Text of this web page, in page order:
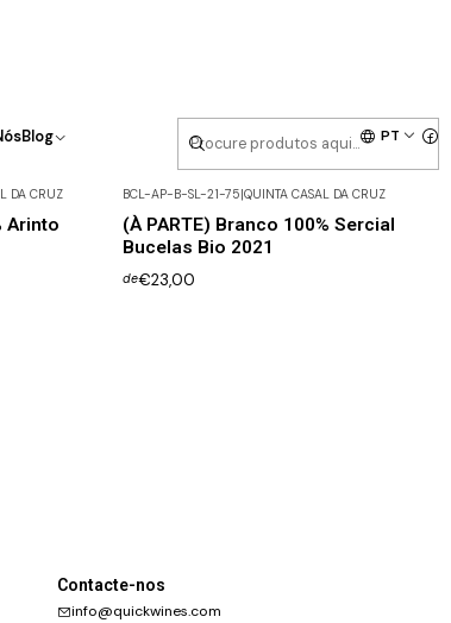
Blog PT
DA CRUZ
Arinto
BCL-AP-B-SL-21-75 QUINTA CASAL DA CRUZ
(À PARTE) Branco 100% Sercial
Bucelas Bio 2021
de€23,00
Contacte-nos
info@quickwines.com